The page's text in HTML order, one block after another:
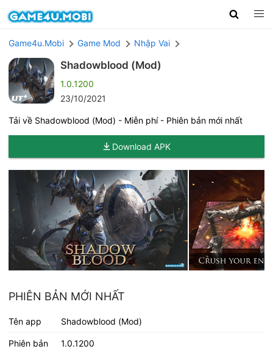
Game4u.Mobi Game Mod Nhập Vai
Shadowblood (Mod)
1.0.1200
23/10/2021
Tải về Shadowblood (Mod) - Miễn phí - Phiên bản mới nhất
Download APK
PHIÊN BẢN MỚI NHẤT
Tên app Shadowblood (Mod)
Phiên bản 1.0.1200